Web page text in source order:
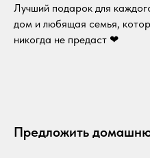
Лучший подарок для
дом и любящая семья,
никогда не предаст ❤
Предложить